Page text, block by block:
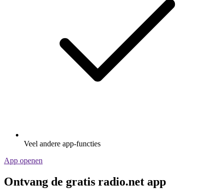
Veel andere app-functies
App openen
Ontvang de gratis radio.net app